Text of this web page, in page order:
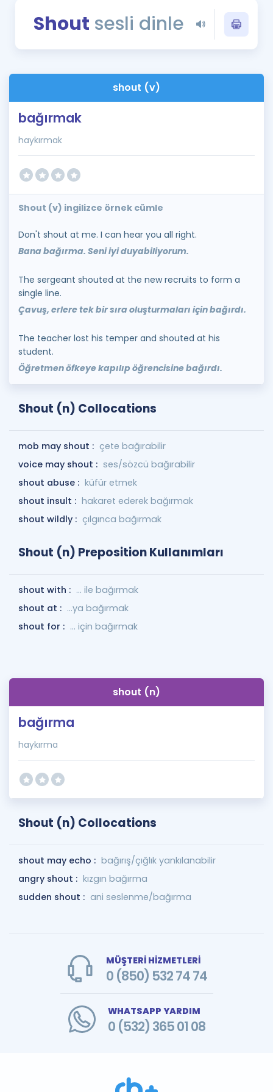
Blog
İngilizce Gramer
Shout sesli dinle
shout (v)
bağırmak
haykırmak
Shout (v) ingilizce örnek cümle
Don't shout at me. I can hear you all right.
Bana bağırma. Seni iyi duyabiliyorum.
The sergeant shouted at the new recruits to form a
single line.
Çavuş, erlere tek bir sıra oluşturmaları için bağırdı.
The teacher lost his temper and shouted at his
student.
Öğretmen öfkeye kapılıp öğrencisine bağırdı.
Shout (n) Collocations
mob may shout : çete bağırabilir
voice may shout : ses/sözcü bağırabilir
shout abuse : küfür etmek
shout insult : hakaret ederek bağırmak
shout wildly : çılgınca bağırmak
Shout (n) Preposition Kullanımları
shout with : ... ile bağırmak
shout at : ...ya bağırmak
shout for : ... için bağırmak
shout (n)
bağırma
haykırma
Shout (n) Collocations
shout may echo : bağırış/çığlık yankılanabilir
angry shout : kızgın bağırma
sudden shout : ani seslenme/bağırma
MÜŞTERİ HİZMETLERİ
0 (850) 532 74 74
WHATSAPP YARDIM
0 (532) 365 01 08